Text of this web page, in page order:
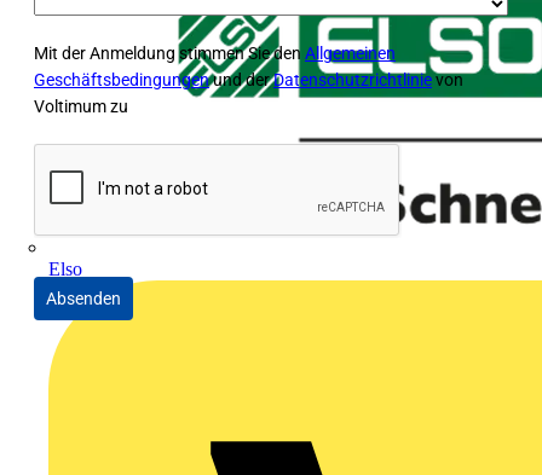
Elso
Mit der Anmeldung stimmen Sie den Allgemeinen
Geschäftsbedingungenund derDatenschutzrichtlinievon
Voltimum zu
Absenden